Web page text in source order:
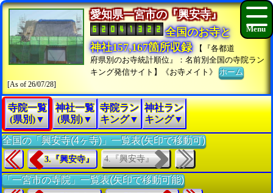
愛知県一宮市の『興安寺』
全国のお寺と
神社157,167箇所収録
【『各都道
府県別のお寺統計順位』：名前別全国の寺院ラン
キング発信サイト】《お寺メイト》ホーム
[As of 26/07/28]
寺院一覧
(県別)▼
神社一覧
(県別)▼
寺院ラン
キング▼
神社ラン
キング▼
全国の「興安寺(4ヶ寺)」一覧表(矢印で移動可)
3.『興安寺』 4.『興安寺』
「一宮市の寺院」一覧表(矢印で移動可能)